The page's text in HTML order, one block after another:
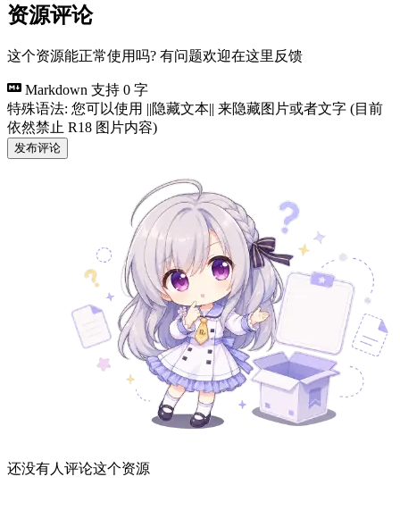
资源评论
这个资源能正常使用吗? 有问题欢迎在这里反馈
Markdown 支持 0 字
特殊语法: 您可以使用 ||隐藏文本|| 来隐藏图片或者文字 (目前
依然禁止 R18 图片内容)
发布评论
还没有人评论这个资源